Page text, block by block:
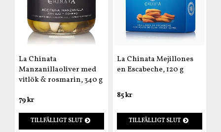
La Chinata
Manzanillaoliver med
vitlök & rosmarin, 340 g
79 kr
TILLFÄLLIGT SLUT
La Chinata Mejillones
en Escabeche, 120 g
85 kr
TILLFÄLLIGT SLUT